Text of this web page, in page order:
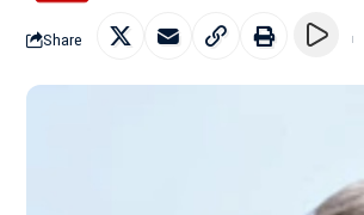
Share